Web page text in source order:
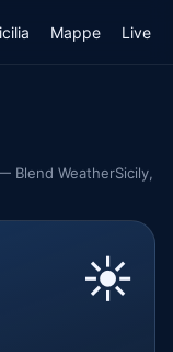
Mappe Live
Blend WeatherSicily,
☀️